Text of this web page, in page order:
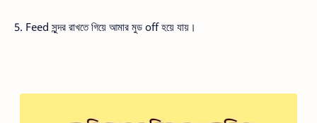
5. Feed সুন্দর রাখতে গিয়ে আমার মুড off হয়ে যায়।